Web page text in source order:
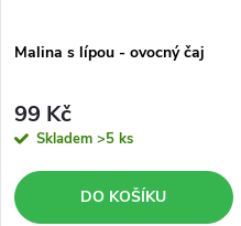
Malina s lípou - ovocný čaj
99 Kč
Skladem >5 ks
DO KOŠÍKU